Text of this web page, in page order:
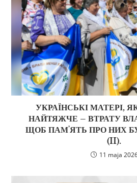
УКРАЇНСЬКІ МАТЕРІ,
НАЙТЯЖЧЕ – ВТРАТУ
ЩОБ ПАМʼЯТЬ ПРО НИХ
(II).
11 maja